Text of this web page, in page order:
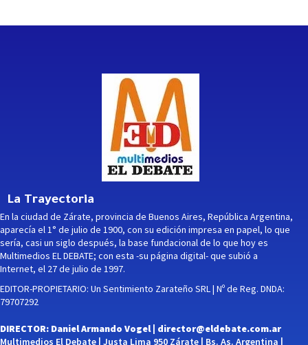
La Trayectoria
En la ciudad de Zárate, provincia de Buenos Aires, República Argentina,
aparecía el 1° de julio de 1900, con su edición impresa en papel, lo que
sería, casi un siglo después, la base fundacional de lo que hoy es
Multimedios EL DEBATE; con esta -su página digital- que subió a
Internet, el 27 de julio de 1997.
EDITOR-PROPIETARIO: Un Sentimiento Zarateño SRL | Nº de Reg. DNDA:
79707292
DIRECTOR: Daniel Armando Vogel | director@eldebate.com.ar
Multimedios El Debate | Justa Lima 950 Zárate | Bs. As. Argentina |